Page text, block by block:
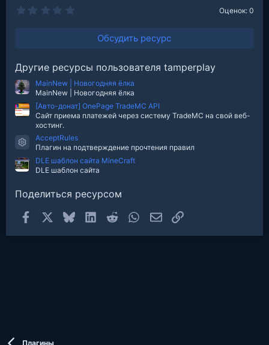
з
д
Оценок: 0
Обсудить ресурс
Другие ресурсы пользователя tamperplay
MainNew | Новогодняя ёлка
MainNew | Новогодняя ёлка
[Авто-донат] OnePage TradeMC API
Сайт приема платежей через систему TradeMC на свой веб-
хостинг.
Иконка ресурса
AcceptRules
Плагин на подтверждение прочтения правил
DLE шаблон сайта MineCraft
DLE шаблон сайта
Поделиться ресурсом
Facebook Bluesky LinkedInReddit WhatsAppЭлектронная почта
Ссылка
Плагины